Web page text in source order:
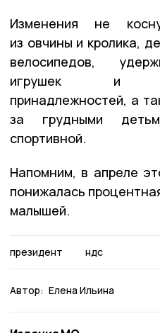
Изменения не
из овчины и кролика,
велосипедов,
игрушек и
принадлежностей, а
за грудными
спортивной.
Напомним, в апреле
понижалась
малышей.
президент ндс
Автор: Елена Ильина